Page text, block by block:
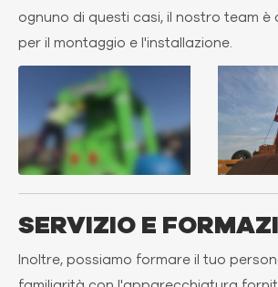
ognuno di questi casi, il nostro team è
per il montaggio e l'installazione.
SERVIZIO E
Inoltre, possiamo formare il tuo